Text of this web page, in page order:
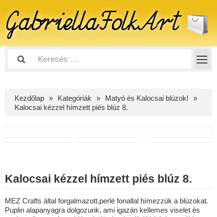
Kezdőlap Kategóriák
Matyó és Kalocsai blúzok!
Kalocsai kézzel hímzett piés blúz 8.
Kalocsai kézzel hímzett piés blúz 8.
MEZ Crafts által forgalmazott,perlé fonallal hímezzük a blúzokat.
Puplin alapanyagra dolgozunk, ami igazán kellemes viselet és